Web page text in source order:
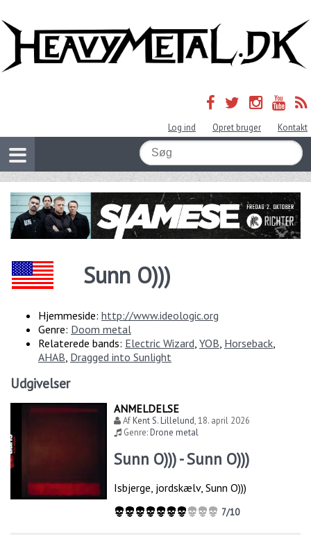
Log ind Opret bruger Kontakt
Sunn O)))
Hjemmeside: http://www.ideologic.org
Genre: Doom metal
Relaterede bands: Electric Wizard YOB Horseback
AHAB Dragged into Sunlight
Udgivelser
ANMELDELSE
AfKent S. Lillelund,18. april 2026
Genre:Drone metal
Sunn O))) - Sunn O)))
Isbjerge, jordskælv, Sunn O)))
7/10